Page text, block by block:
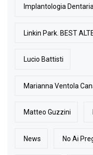
Implantologia Dentaria
Linkin Park. BEST
Lucio Battisti
Marianna Ventola
Matteo Guzzini
News No Ai